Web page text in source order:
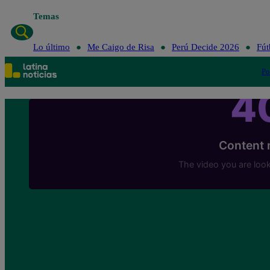
Temas
Lo último Me Caigo de Risa Perú Decide 2026